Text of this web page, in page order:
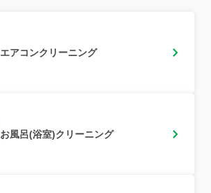
エアコンクリーニング
お風呂(浴室)クリーニング